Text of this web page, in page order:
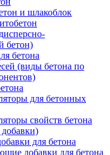
и шлакоблок
бетон)
бетона
(виды бетона по
для бетонных
свойств бетона
для бетона
добавки для бетона